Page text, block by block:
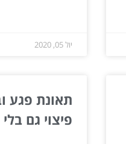
יול 05, 2020
תאונת פגע
פיצוי גם